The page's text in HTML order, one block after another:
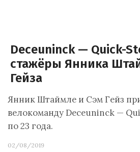
Deceuninck — Quick-
стажёры Янника
Гейза
Янник Штаймле и Сэм Гейз
велокоманду Deceuninck —
по 23 года.
02/08/2019